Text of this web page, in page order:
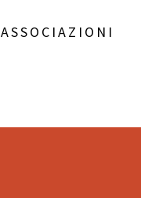
ASSOCIAZIONI